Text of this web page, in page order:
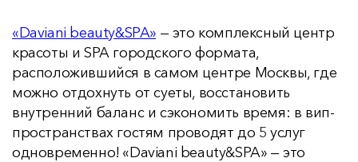
«Daviani beauty&SPA» — это комплексный центр
красоты и SPA городского формата,
расположившийся в самом центре Москвы, где
можно отдохнуть от суеты, восстановить
внутренний баланс и сэкономить время: в вип-
пространствах гостям проводят до 5 услуг
одновременно! «Daviani beauty&SPA» — это